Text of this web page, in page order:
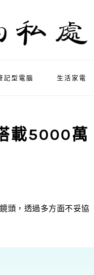
記型電腦 生活家電
載5000萬
頭，透過多方面不妥協